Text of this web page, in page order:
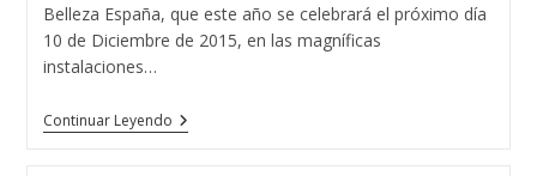
Belleza España, que este año se celebrará el próximo día
10 de Diciembre de 2015, en las magníficas
instalaciones…
Continuar LeyendoEl
Rey